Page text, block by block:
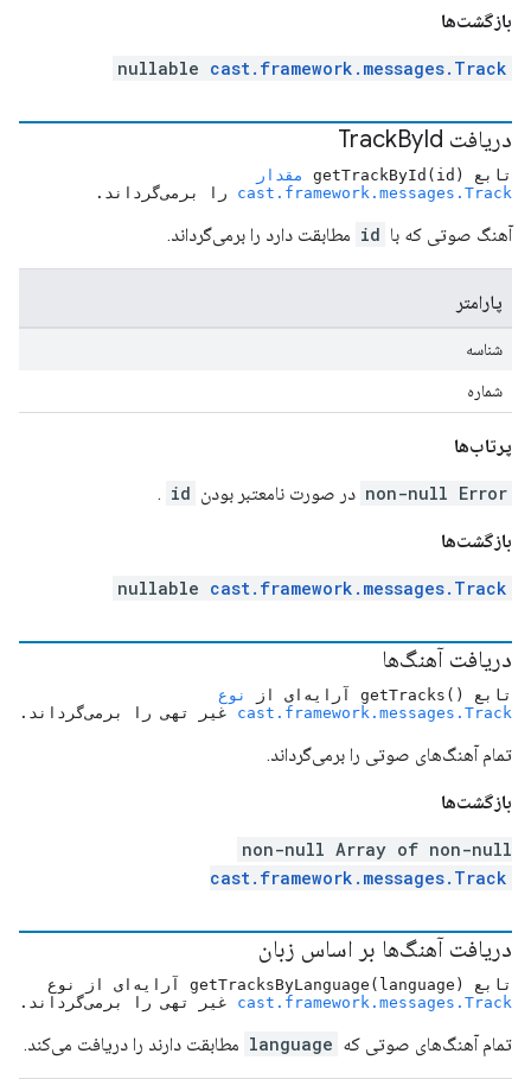
بازگشت‌ها
nullable cast.framework.messages.Track
دریافت Track ById
تابع getTrackById(id)
مقدار
cast.framework.messages.Track را برمی‌گرداند.
آهنگ صوتی که با id مطابقت دارد را برمی‌گرداند.
پارامتر
شناسه
شماره
پرتاب‌ها
non-null Error در صورت نامعتبر بودن id
.
بازگشت‌ها
nullable cast.framework.messages.Track
دریافت آهنگ‌ها
تابع ()getTracks آرایه‌ای از
نوع
cast.framework.messages.Track غیر تهی را برمی‌گرداند.
تمام آهنگ‌های صوتی را برمی‌گرداند.
بازگشت‌ها
non-null Array of non-null
cast.framework.messages.Track
دریافت آهنگ‌ها بر اساس زبان
تابع getTracksByLanguage(language) آرایه‌ای از نوع
cast.framework.messages.Track غیر تهی را برمی‌گرداند.
تمام آهنگ‌های صوتی که language مطابقت دارند را دریافت می‌کند.